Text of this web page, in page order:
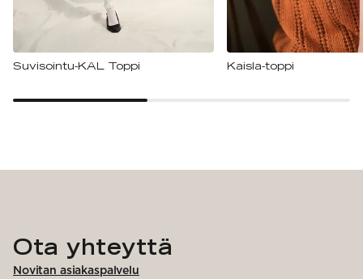
Suvisointu-KAL Toppi Kaisla-toppi
Ota yhteyttä
Novitan asiakaspalvelu